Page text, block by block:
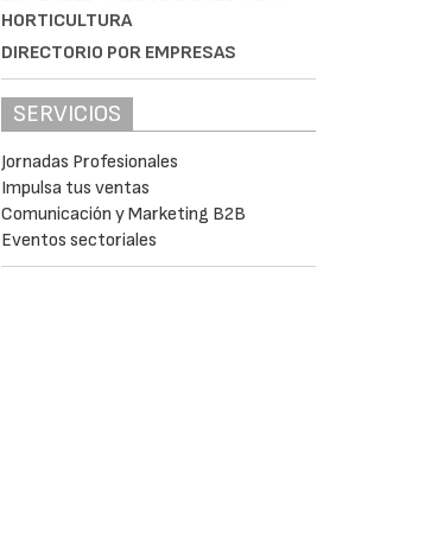
HORTICULTURA
DIRECTORIO POR EMPRESAS
SERVICIOS
Jornadas Profesionales
Impulsa tus ventas
Comunicación y Marketing B2B
Eventos sectoriales